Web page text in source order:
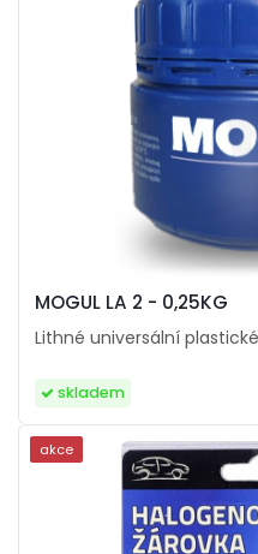
MOGUL LA 2 - 0,25KG
Lithné universální
skladem
akce